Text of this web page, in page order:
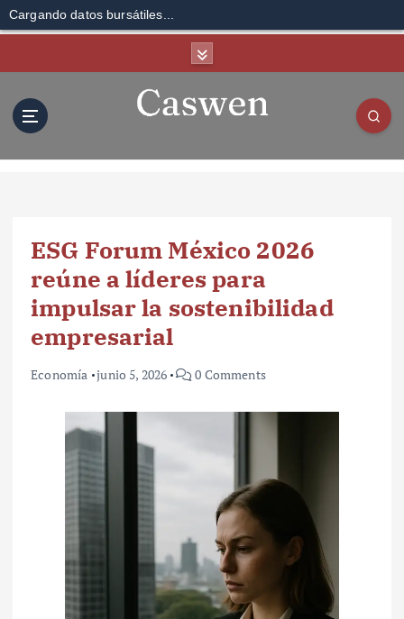
Cargando datos bursátiles...
ESG Forum México 2026
reúne a líderes para
impulsar la sostenibilidad
empresarial
Economía junio 5, 2026 0 Comments